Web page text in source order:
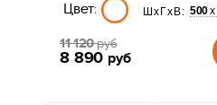
Цвет: ШхГхВ: 500х
11 120руб
8 890 руб